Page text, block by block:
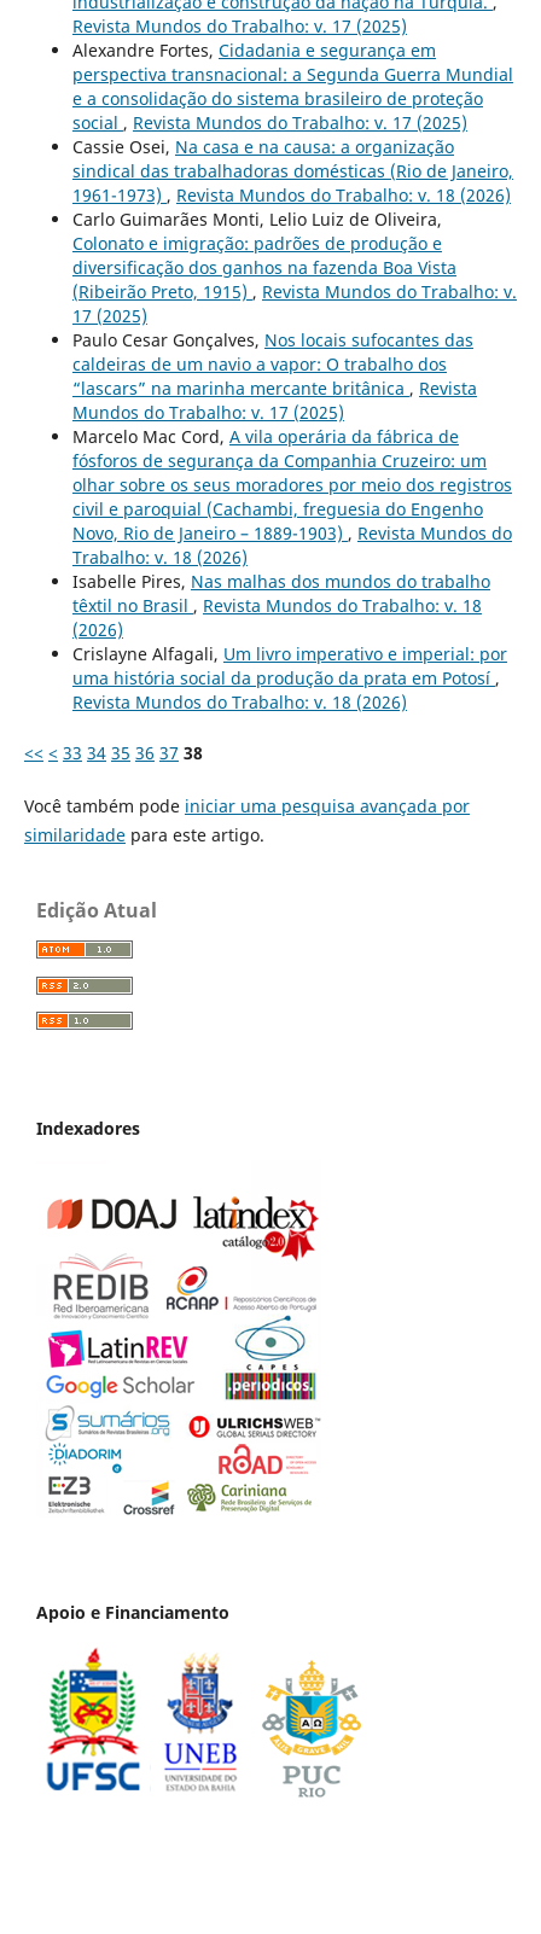
Revista Mundos do Trabalho: v. 17 (2025)
Alexandre Fortes, Cidadania e segurança em
perspectiva transnacional: a Segunda Guerra Mundial
e a consolidação do sistema brasileiro de proteção
social , Revista Mundos do Trabalho: v. 17 (2025)
Cassie Osei, Na casa e na causa: a organização
sindical das trabalhadoras domésticas (Rio de Janeiro,
1961-1973) , Revista Mundos do Trabalho: v. 18 (2026)
Carlo Guimarães Monti, Lelio Luiz de Oliveira,
Colonato e imigração: padrões de produção e
diversificação dos ganhos na fazenda Boa Vista
(Ribeirão Preto, 1915) , Revista Mundos do Trabalho: v.
17 (2025)
Paulo Cesar Gonçalves, Nos locais sufocantes das
caldeiras de um navio a vapor: O trabalho dos
“lascars” na marinha mercante britânica , Revista
Mundos do Trabalho: v. 17 (2025)
Marcelo Mac Cord, A vila operária da fábrica de
fósforos de segurança da Companhia Cruzeiro: um
olhar sobre os seus moradores por meio dos registros
civil e paroquial (Cachambi, freguesia do Engenho
Novo, Rio de Janeiro – 1889-1903) , Revista Mundos do
Trabalho: v. 18 (2026)
Isabelle Pires, Nas malhas dos mundos do trabalho
têxtil no Brasil , Revista Mundos do Trabalho: v. 18
(2026)
Crislayne Alfagali, Um livro imperativo e imperial: por
uma história social da produção da prata em Potosí ,
Revista Mundos do Trabalho: v. 18 (2026)
<< < 33 34 35 36 37 38
Você também pode iniciar uma pesquisa avançada por
similaridadepara este artigo.
Edição Atual
Indexadores
Apoio e Financiamento